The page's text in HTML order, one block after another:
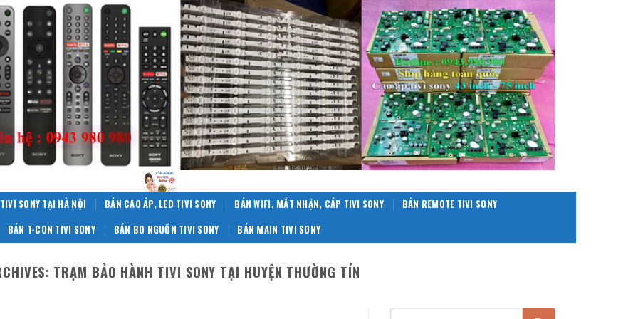
SONY TẠI HÀ NỘI BÁN CAO ÁP, LED TIVI SONY BÁN WIFI, MẮT NHẬN, CÁP TIVI SONY
BÁN REMOTE TIVI SONY
BÁN T-CON TIVI SONY
BÁN BO NGUỒN TIVI SONY BÁN MAIN TIVI SONY
TRẠM BẢO HÀNH TIVI SONY TẠI HUYỆN THƯỜNG TÍN